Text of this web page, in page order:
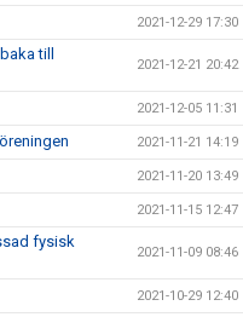
2021-12-29 17:30
till
2021-12-21 20:42
2021-12-05 11:31
2021-11-21 14:19
2021-11-20 13:49
2021-11-15 12:47
fysisk
2021-11-09 08:46
2021-10-29 12:40